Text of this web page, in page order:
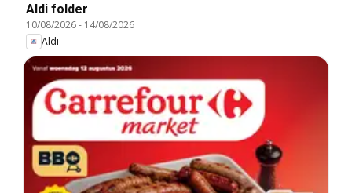
Aldi folder
10/08/2026- 14/08/2026
Aldi